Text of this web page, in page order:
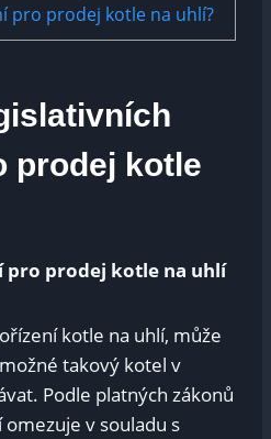
⁤pro ‌prodej kotle na uhlí?
prodej kotle
pro ⁤prodej kotle na uhlí
kotle na uhlí, může
takový ⁣kotel v
Podle platných zákonů
⁣v​ souladu s